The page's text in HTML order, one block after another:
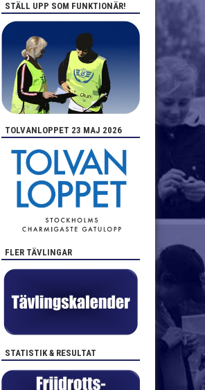
STÄLL UPP SOM FUNKTIONÄR!
TOLVANLOPPET 23 MAJ 2026
FLER TÄVLINGAR
STATISTIK & RESULTAT